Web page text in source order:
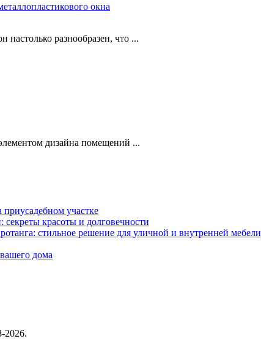
окна
разнообразен, что ...
дизайна помещений ...
участке
секреты красоты и долговечности
стильное решение для уличной и внутренней мебели
дома
2026.